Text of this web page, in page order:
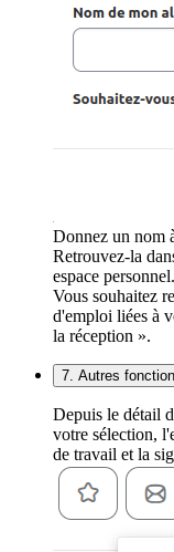
Donnez un nom
Retrouvez-la
espace personnel.
Vous souhaitez
d'emploi liées à
la réception ».
7. Autres
Depuis le détail
votre sélection,
de travail et la